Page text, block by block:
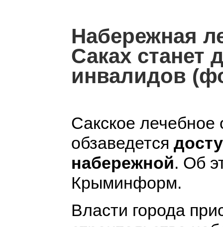
Набережная
Саках станет
инвалидов
Сакское лечебное
обзаведется
набережной. Об
Крыминформ.
Власти города